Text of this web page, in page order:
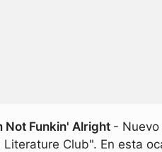
Not Funkin' Alright - Nuevo
Club". En esta